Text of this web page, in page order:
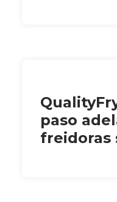
paso
freidoras